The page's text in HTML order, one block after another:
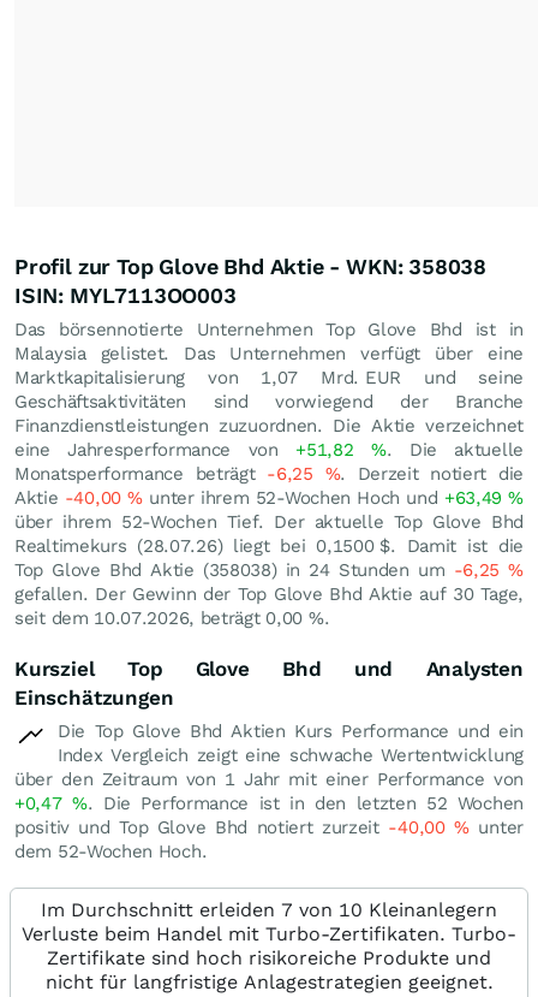
Profil zur Top Glove Bhd Aktie - WKN: 358038
ISIN: MYL7113OO003
Das börsennotierte Unternehmen Top Glove Bhd ist in
Malaysia gelistet. Das Unternehmen verfügt über eine
Marktkapitalisierung von 1,07 Mrd. EUR und seine
Geschäftsaktivitäten sind vorwiegend der Branche
Finanzdienstleistungen zuzuordnen. Die Aktie verzeichnet
eine Jahresperformance von +51,82 %. Die aktuelle
Monatsperformance beträgt -6,25 %. Derzeit notiert die
Aktie -40,00%unter ihrem 52-Wochen Hoch und +63,49%
über ihrem 52-Wochen Tief. Der aktuelle Top Glove Bhd
Realtimekurs (28.07.26) liegt bei 0,1500 $. Damit ist die
Top Glove Bhd Aktie (358038) in 24 Stunden um -6,25%
gefallen. Der Gewinn der Top Glove Bhd Aktie auf 30 Tage,
seit dem 10.07.2026, beträgt 0,00 %.
Kursziel Top Glove Bhd und Analysten
Einschätzungen
Die Top Glove Bhd Aktien Kurs Performance und ein
Index Vergleich zeigt eine schwache Wertentwicklung
über den Zeitraum von 1 Jahr mit einer Performance von
+0,47 %. Die Performance ist in den letzten 52 Wochen
positiv und Top Glove Bhd notiert zurzeit -40,00%unter
dem 52-Wochen Hoch.
Im Durchschnitt erleiden 7 von 10 Kleinanlegern
Verluste beim Handel mit Turbo-Zertifikaten. Turbo-
Zertifikate sind hoch risikoreiche Produkte und
nicht für langfristige Anlagestrategien geeignet.